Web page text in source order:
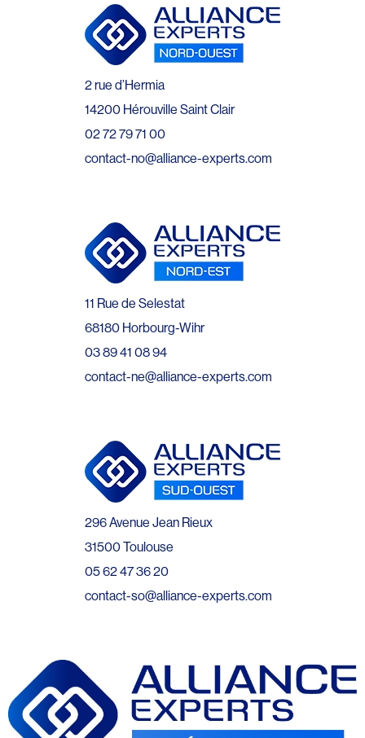
2 rue d’Hermia
14200 Hérouville Saint Clair
02 72 79 71 00
contact-no@alliance-experts.com
11 Rue de Selestat
68180 Horbourg-Wihr
03 89 41 08 94
contact-ne@alliance-experts.com
296 Avenue Jean Rieux
31500 Toulouse
05 62 47 36 20
contact-so@alliance-experts.com